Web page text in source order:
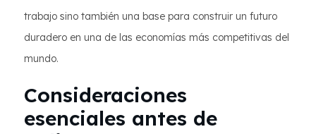
trabajo sino también una base para construir un futuro
duradero en una de las economías más competitivas del
mundo.
Consideraciones
esenciales antes de